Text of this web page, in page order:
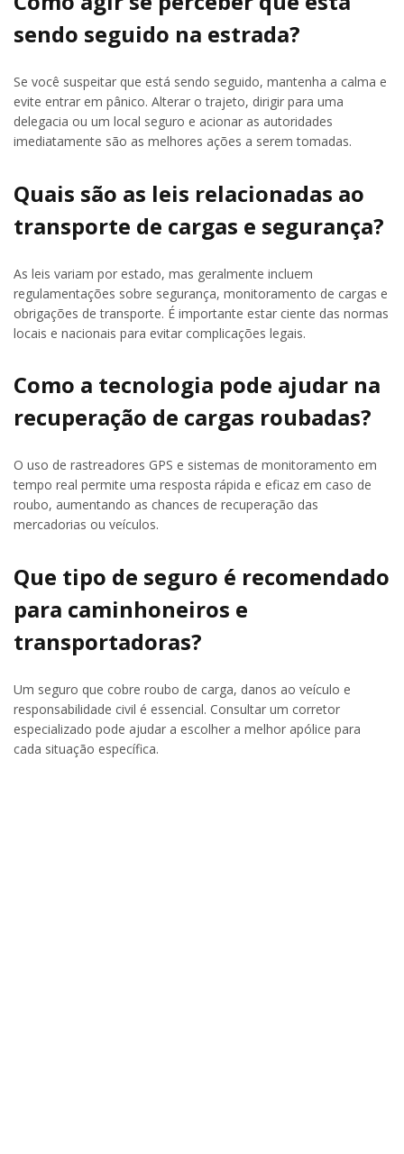
sendo seguido na estrada?
Se você suspeitar que está sendo seguido, mantenha a calma e
evite entrar em pânico. Alterar o trajeto, dirigir para uma
delegacia ou um local seguro e acionar as autoridades
imediatamente são as melhores ações a serem tomadas.
Quais são as leis relacionadas ao
transporte de cargas e segurança?
As leis variam por estado, mas geralmente incluem
regulamentações sobre segurança, monitoramento de cargas e
obrigações de transporte. É importante estar ciente das normas
locais e nacionais para evitar complicações legais.
Como a tecnologia pode ajudar na
recuperação de cargas roubadas?
O uso de rastreadores GPS e sistemas de monitoramento em
tempo real permite uma resposta rápida e eficaz em caso de
roubo, aumentando as chances de recuperação das
mercadorias ou veículos.
Que tipo de seguro é recomendado
para caminhoneiros e
transportadoras?
Um seguro que cobre roubo de carga, danos ao veículo e
responsabilidade civil é essencial. Consultar um corretor
especializado pode ajudar a escolher a melhor apólice para
cada situação específica.